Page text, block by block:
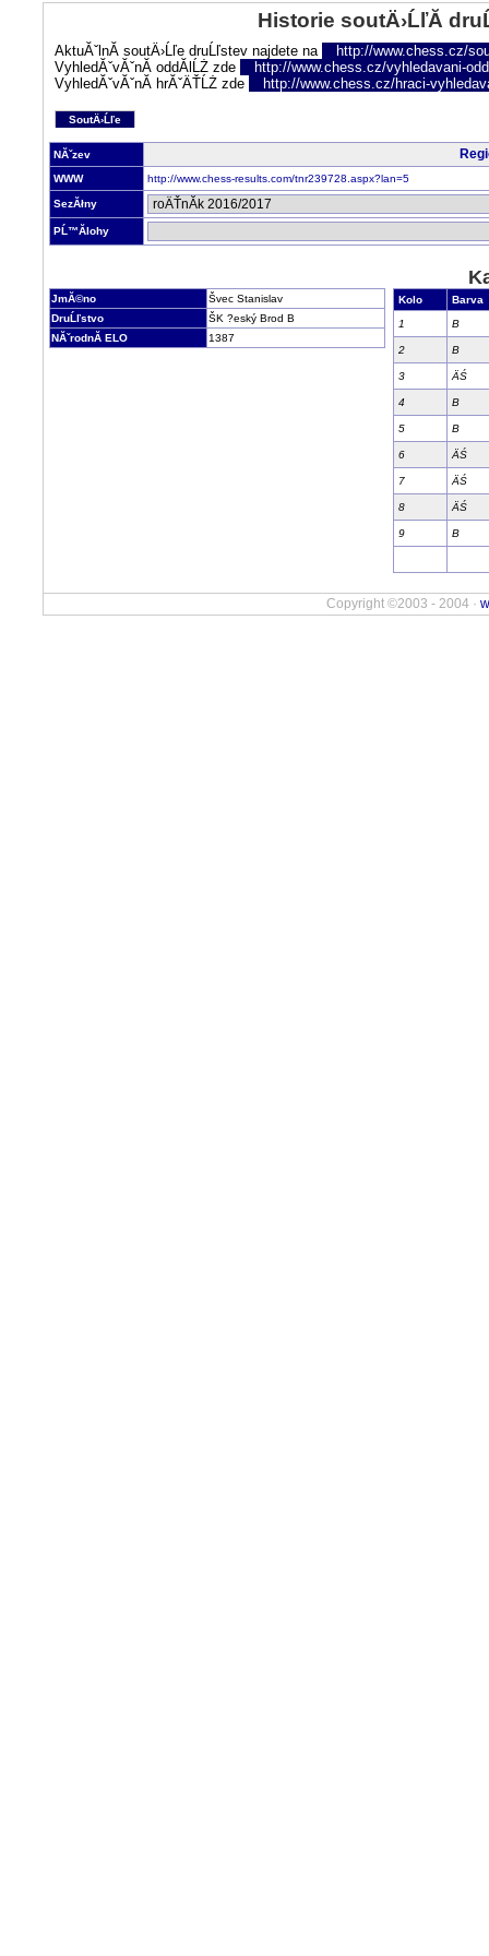
Historie soutÄ›ĹľĂ­
AktuĂˇlnĂ­ soutÄ›Ĺľe druĹľstev najdete na
http://www.chess.cz/
VyhledĂˇvĂˇnĂ­ oddĂ­lĹŻ zde
http://www.chess.cz/vyhledavani-
VyhledĂˇvĂˇnĂ­ hrĂˇÄŤĹŻ zde
http://www.chess.cz/hraci-
SoutÄ›Ĺľe
NĂˇzev
WWW http://www.chess-results.com/tnr239728.aspx?lan=5
SezĂłny
PĹ™Ă­lohy
JmĂ©no
Švec Stanislav
DruĹľstvo
ŠK ?eský Brod B
NĂˇrodnĂ­ ELO
1387
Kolo
Barva
1
B
2 B
3 ÄŚ
4 B
5 B
6 ÄŚ
7 ÄŚ
8 ÄŚ
9 B
Copyright ©2003 - 2004 ·